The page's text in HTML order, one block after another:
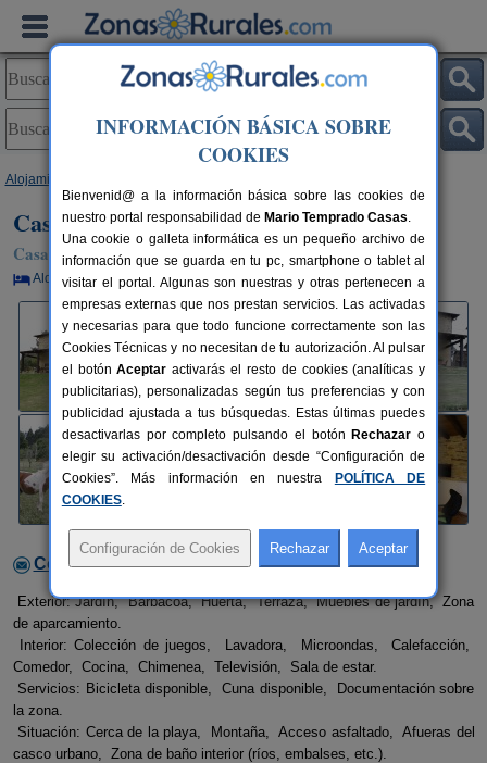
Alojamientos
Casa Carballeira
Casa Rural en Trabada (Lugo)
Alquiler por habitaciones 13 plazas 50 km de Lugo
Contactar con el alojamiento
Exterior: Jardín, Barbacoa, Huerta, Terraza, Muebles de jardín, Zona
de aparcamiento.
Interior: Colección de juegos, Lavadora, Microondas, Calefacción,
Comedor, Cocina, Chimenea, Televisión, Sala de estar.
Servicios: Bicicleta disponible, Cuna disponible, Documentación sobre
la zona.
Situación: Cerca de la playa, Montaña, Acceso asfaltado, Afueras del
casco urbano, Zona de baño interior (ríos, embalses, etc.).
INFORMACIÓN BÁSICA SOBRE
COOKIES
Bienvenid@ a la información básica sobre las cookies de
nuestro portal responsabilidad de Mario Temprado Casas.
Una cookie o galleta informática es un pequeño archivo de
información que se guarda en tu pc, smartphone o tablet al
visitar el portal. Algunas son nuestras y otras pertenecen a
empresas externas que nos prestan servicios. Las activadas
y necesarias para que todo funcione correctamente son las
Cookies Técnicas y no necesitan de tu autorización. Al pulsar
el botónAceptar activarás el resto de cookies (analíticas y
publicitarias), personalizadas según tus preferencias y con
publicidad ajustada a tus búsquedas. Estas últimas puedes
desactivarlas por completo pulsando el botón Rechazar o
elegir su activación/desactivación desde “Configuración de
Cookies”. Más información en nuestra
POLÍTICA DE
COOKIES.